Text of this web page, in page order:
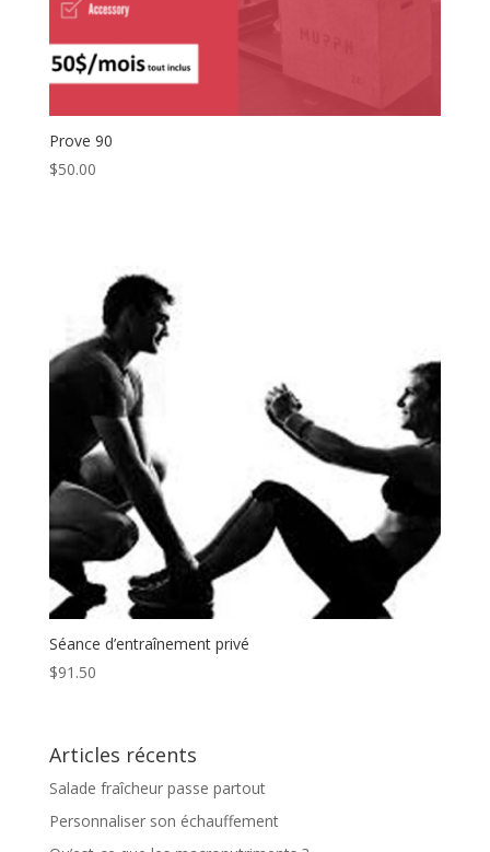
Prove 90
$50.00
Séance d’entraînement privé
$91.50
Articles récents
Salade fraîcheur passe partout
Personnaliser son échauffement